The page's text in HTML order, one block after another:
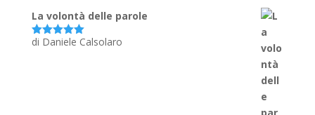
La volontà delle parole
Valutato5
di Daniele Calsolaro